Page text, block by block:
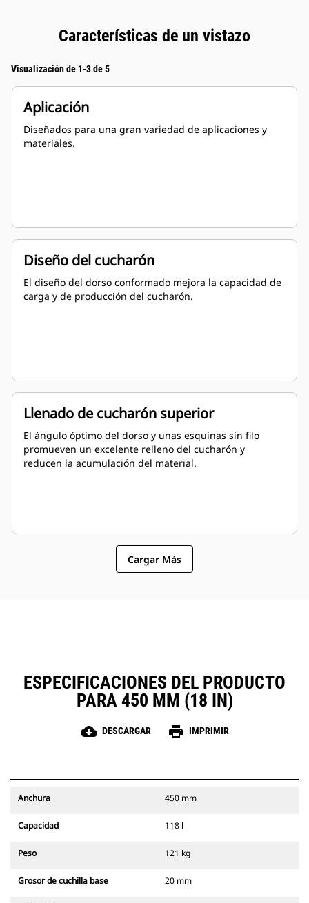
Características de un vistazo
Visualización de 1-3 de 5
Aplicación
Diseñados para una gran variedad de aplicaciones y
materiales.
Diseño del cucharón
El diseño del dorso conformado mejora la capacidad de
carga y de producción del cucharón.
Llenado de cucharón superior
El ángulo óptimo del dorso y unas esquinas sin filo
promueven un excelente relleno del cucharón y
reducen la acumulación del material.
Cargar Más
ESPECIFICACIONES DEL PRODUCTO
PARA 450 MM (18 IN)
cloud_download DESCARGAR print IMPRIMIR
Anchura 450 mm
Capacidad 118 l
Peso 121 kg
Grosor de cuchilla base 20 mm